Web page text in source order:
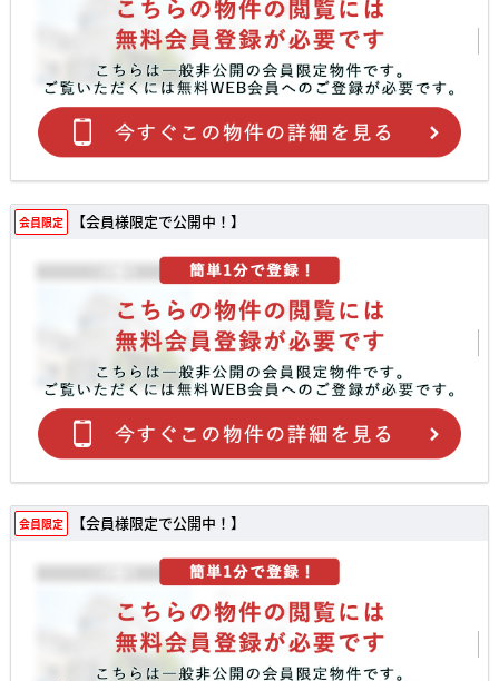
会員限定 【会員様限定で公開中！】
会員限定 【会員様限定で公開中！】